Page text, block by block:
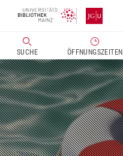
Direkt
Inhalt
SUCHE ÖFFNUNGSZEITEN